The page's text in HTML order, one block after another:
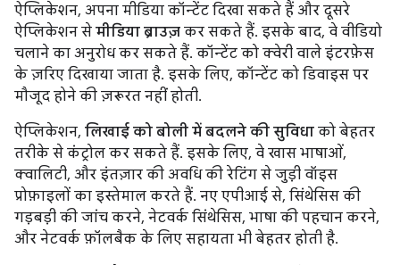
ऐप्लिकेशन, अपना मीडिया कॉन्टेंट दिखा सकते हैं और दूसरे
ऐप्लिकेशन से मीडिया ब्राउज़ कर सकते हैं. इसके बाद, वे वीडियो
चलाने का अनुरोध कर सकते हैं. कॉन्टेंट को क्वेरी वाले इंटरफ़ेस
के ज़रिए दिखाया जाता है. इसके लिए, कॉन्टेंट को डिवाइस पर
मौजूद होने की ज़रूरत नहीं होती.
ऐप्लिकेशन, लिखाई को बोली में बदलने की सुविधा को बेहतर
तरीके से कंट्रोल कर सकते हैं. इसके लिए, वे खास भाषाओं,
क्वालिटी, और इंतज़ार की अवधि की रेटिंग से जुड़ी वॉइस
प्रोफ़ाइलों का इस्तेमाल करते हैं. नए एपीआई से, सिंथेसिस की
गड़बड़ी की जांच करने, नेटवर्क सिंथेसिस, भाषा की पहचान करने,
और नेटवर्क फ़ॉलबैक के लिए सहायता भी बेहतर होती है.